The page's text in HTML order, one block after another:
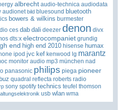
albrecht audio-technica audiodata
audionet bild bluesound bluetooth
bowers & wilkins burmester
ces dab dali deezer denon divx
dts:x electrocompaniet grundig
end high end 2010 hisense humax
ipod jvc kef kenwood lg marantz
monitor audio mp3 münchen nad
panasonic philips piega pioneer
quadral reflecta roberts radio
sony spotify technics teufel thomson
usb wlan wma